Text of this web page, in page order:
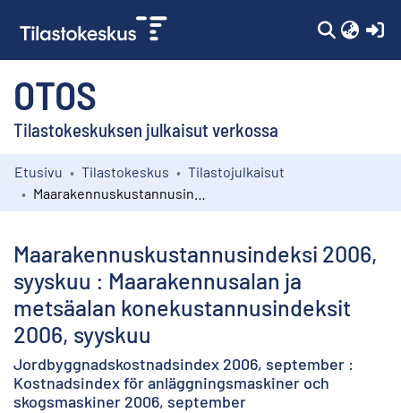
OTOS
Tilastokeskuksen julkaisut verkossa
Kokoelmat
Etusivu Tilastokeskus
Tilastojulkaisut
Maarakennuskustannusindeksi 2006,
syyskuu : Maarakennusalan ja
metsäalan konekustannusindeksit
2006, syyskuu
Jordbyggnadskostnadsindex 2006, september :
Kostnadsindex för anläggningsmaskiner och
skogsmaskiner 2006, september